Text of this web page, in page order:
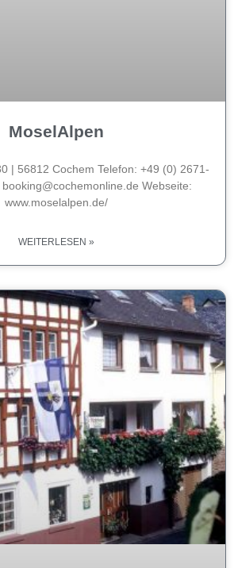
MoselAlpen
| 56812 Cochem Telefon: +49 (0) 2671-
Webseite:
www.moselalpen.de/
WEITERLESEN »